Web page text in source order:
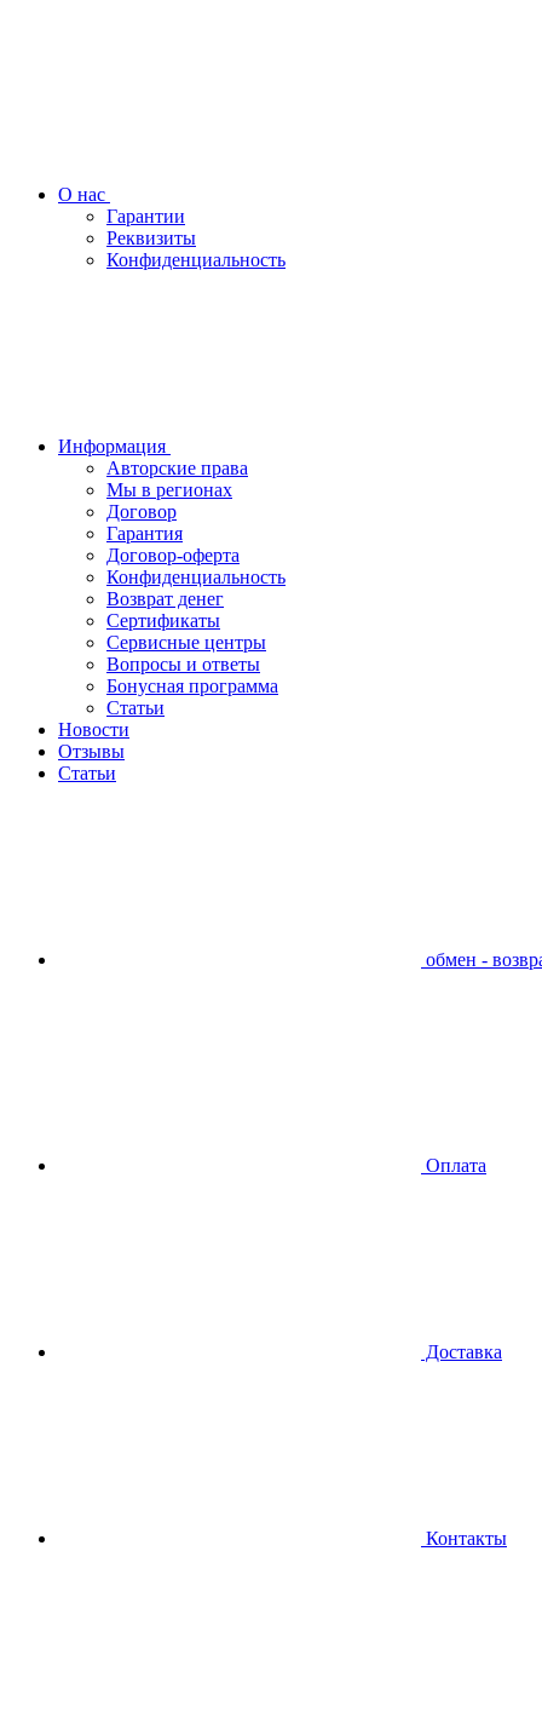
О нас
Гарантии
Реквизиты
Конфиденциальность
Информация
Авторские права
Мы в регионах
Договор
Гарантия
Договор-оферта
Конфиденциальность
Возврат денег
Сертификаты
Сервисные центры
Вопросы и ответы
Бонусная программа
Статьи
Новости
Отзывы
Статьи
обмен -
Оплата
Доставка
Контакты